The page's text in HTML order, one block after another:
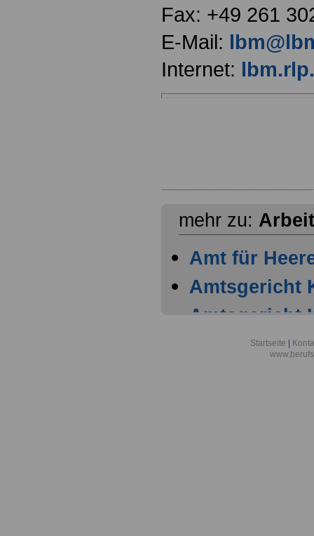
Fax: +49 261
E-Mail:
Internet:
mehr zu:
Amt für
Amtsgericht
Amtsgericht
Amtsgericht
Startseite